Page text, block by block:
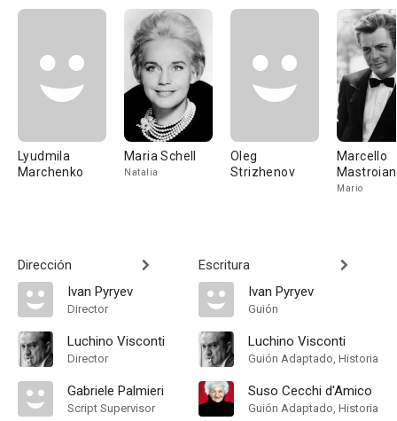
Lyudmila
Marchenko
Maria Schell
Natalia
Oleg
Strizhenov
Marcello
Mario
Dirección
Ivan Pyryev
Director
Luchino Visconti
Director
Gabriele Palmieri
Script Supervisor
Escritura
Ivan Pyryev
Guión
Luchino Visconti
Guión Adaptado, Historia
Suso Cecchi d'Amico
Guión Adaptado, Historia